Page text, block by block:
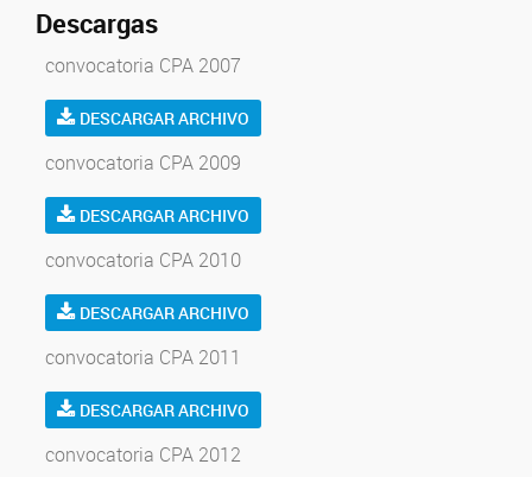
Descargas
convocatoria CPA 2007
DESCARGAR ARCHIVO
convocatoria CPA 2009
DESCARGAR ARCHIVO
convocatoria CPA 2010
DESCARGAR ARCHIVO
convocatoria CPA 2011
DESCARGAR ARCHIVO
convocatoria CPA 2012